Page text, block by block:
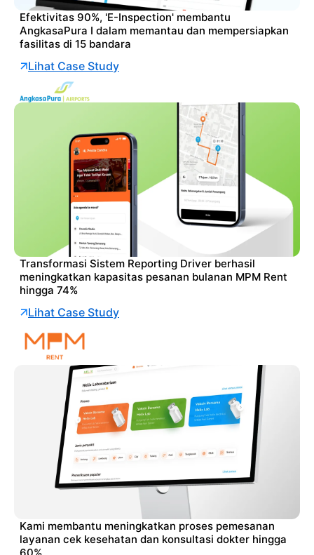
Efektivitas 90%, 'E-Inspection' membantu
AngkasaPura I dalam memantau dan mempersiapkan
fasilitas di 15 bandara
Lihat Case Study
Transformasi Sistem Reporting Driver berhasil
meningkatkan kapasitas pesanan bulanan MPM Rent
hingga 74%
Lihat Case Study
Kami membantu meningkatkan proses pemesanan
layanan cek kesehatan dan konsultasi dokter hingga
60%